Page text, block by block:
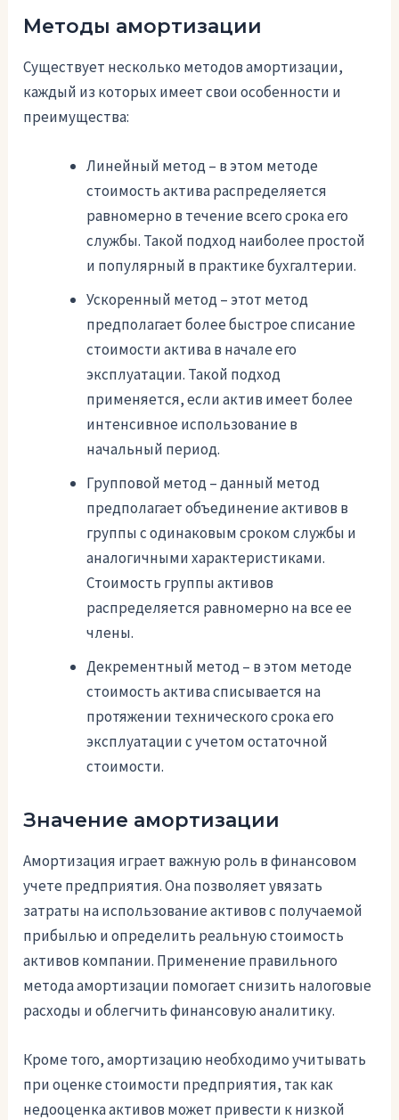
Методы амортизации
Существует несколько методов амортизации,
каждый из которых имеет свои особенности и
преимущества:
Линейный метод – в этом методе
стоимость актива распределяется
равномерно в течение всего срока его
службы. Такой подход наиболее простой
и популярный в практике бухгалтерии.
Ускоренный метод – этот метод
предполагает более быстрое списание
стоимости актива в начале его
эксплуатации. Такой подход
применяется, если актив имеет более
интенсивное использование в
начальный период.
Групповой метод – данный метод
предполагает объединение активов в
группы с одинаковым сроком службы и
аналогичными характеристиками.
Стоимость группы активов
распределяется равномерно на все ее
члены.
Декрементный метод – в этом методе
стоимость актива списывается на
протяжении технического срока его
эксплуатации с учетом остаточной
стоимости.
Значение амортизации
Амортизация играет важную роль в финансовом
учете предприятия. Она позволяет увязать
затраты на использование активов с получаемой
прибылью и определить реальную стоимость
активов компании. Применение правильного
метода амортизации помогает снизить налоговые
расходы и облегчить финансовую аналитику.
Кроме того, амортизацию необходимо учитывать
при оценке стоимости предприятия, так как
недооценка активов может привести к низкой